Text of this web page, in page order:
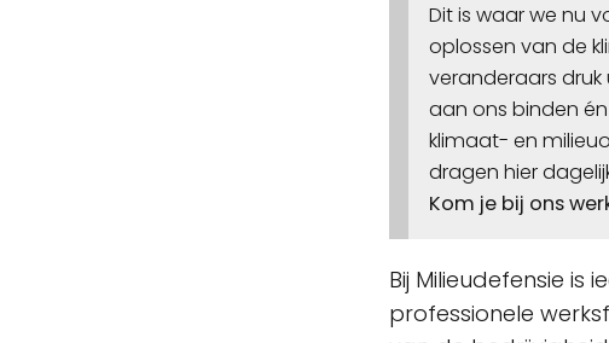
Dit is waar we nu
oplossen van de
veranderaars
aan ons binden
klimaat- en
dragen hier
Kom je bij ons
Bij Milieudefensie is
professionele